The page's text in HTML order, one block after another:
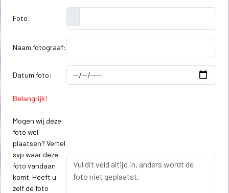
Foto:
Naam fotograaf:
Datum foto:
Belangrijk!
Mogen wij deze
foto wel
plaatsen? Vertel
svp waar deze
foto vandaan
komt. Heeft u
zelf de foto